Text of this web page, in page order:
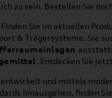
zu sein. Bestellen Sie
Sie im aktuellen
& Trägersysteme. Sie
. Entdecken Sie
und mittels
hinausgehen, finden